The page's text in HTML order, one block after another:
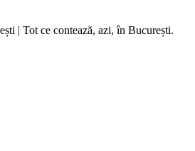
| Tot ce contează, azi, în București.